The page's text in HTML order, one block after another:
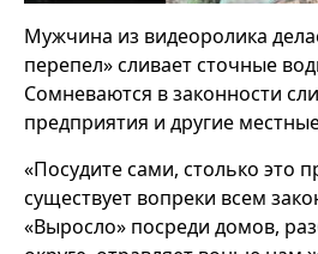
Мужчина из видеоролика
перепел» сливает сточные
Сомневаются в законности
предприятия и другие
«Посудите сами, столько это
существует вопреки всем
«Выросло» посреди домов,